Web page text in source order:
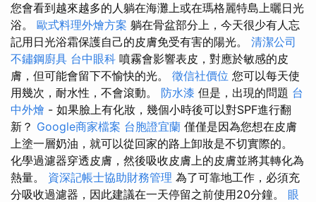
您會看到越來越多的人躺在海灘上或在瑪格麗特島上曬日光
浴。 歐式料理外燴方案 躺在骨盆部分上，今天很少有人忘
記用日光浴霜保護自己的皮膚免受有害的陽光。 清潔公司
不鏽鋼廚具 台中眼科 噴霧會影響表皮，對應於敏感的皮
膚，但可能會留下不愉快的光。 徵信社價位 您可以每天使
用幾次，耐水性，不會滾動。 防水漆 但是，出現的問題 台
中外燴 - 如果臉上有化妝，幾個小時後可以對SPF進行翻
新？ Google商家檔案 台胞證宜蘭 僅僅是因為您想在皮膚
上塗一層奶油，就可以從回家的路上卸妝是不切實際的。
化學過濾器穿透皮膚，然後吸收皮膚上的皮膚並將其轉化為
熱量。 資深記帳士協助財務管理 為了可靠地工作，必須充
分吸收過濾器，因此建議在一天停留之前使用20分鐘。 眼